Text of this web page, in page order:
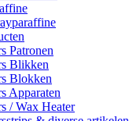
Patronen
Blikken
Blokken
Apparaten
/ Wax Heater